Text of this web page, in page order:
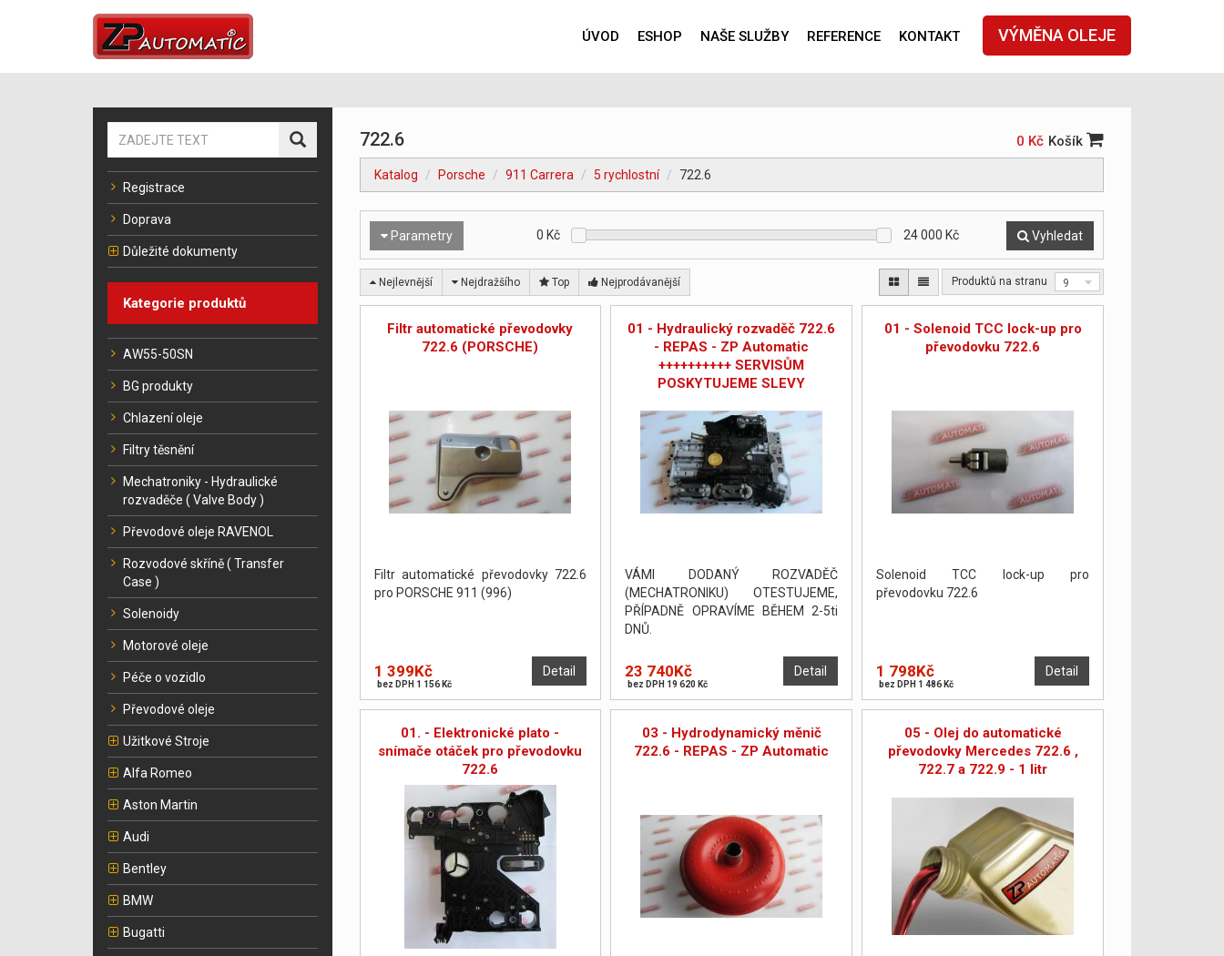
VÝMĚNA OLEJE
ÚVOD ESHOP NAŠE SLUŽBY REFERENCE KONTAKT
Registrace
Doprava
Důležité dokumenty
Kategorie produktů
AW55-50SN
BG produkty
Chlazení oleje
Filtry těsnění
Mechatroniky - Hydraulické
rozvaděče ( Valve Body )
Převodové oleje RAVENOL
Rozvodové skříně ( Transfer
Case )
Solenoidy
Motorové oleje
Péče o vozidlo
Převodové oleje
Užitkové Stroje
Alfa Romeo
Aston Martin
Audi
Bentley
BMW
Bugatti
722.6 0 Kč Košík
Katalog Porsche 911 Carrera 5 rychlostní 722.6
Parametry 0 Kč 24 000 Kč Vyhledat
Nejlevnější Nejdražšího Top Nejprodávanější Produktů na stranu 9
Filtr automatické převodovky
722.6 (PORSCHE)
Filtr automatické převodovky 722.6
pro PORSCHE 911 (996)
Detail
1 399Kč
bez DPH 1 156 Kč
01 - Hydraulický rozvaděč 722.6
- REPAS - ZP Automatic
++++++++++ SERVISŮM
POSKYTUJEME SLEVY
VÁMI DODANÝ ROZVADĚČ
(MECHATRONIKU) OTESTUJEME,
PŘÍPADNĚ OPRAVÍME BĚHEM 2-5ti
DNŮ.
Detail
23 740Kč
bez DPH 19 620 Kč
01 - Solenoid TCC lock-up pro
převodovku 722.6
Solenoid TCC lock-up pro
převodovku 722.6
Detail
1 798Kč
bez DPH 1 486 Kč
01. - Elektronické plato -
snímače otáček pro převodovku
722.6
03 - Hydrodynamický měnič
722.6 - REPAS - ZP Automatic
05 - Olej do automatické
převodovky Mercedes 722.6 ,
722.7 a 722.9 - 1 litr